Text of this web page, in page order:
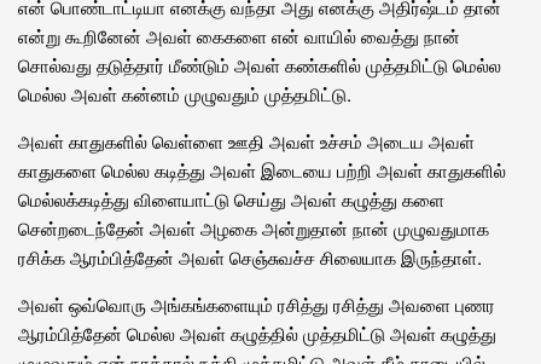
என் பொண்டாட்டியா எனக்கு வந்தா அது எனக்கு அதிர்ஷ்டம் தான்
என்று கூறினேன் அவள் கைகளை என் வாயில் வைத்து நான்
சொல்வது தடுத்தார் மீண்டும் அவள் கண்களில் முத்தமிட்டு மெல்ல
மெல்ல அவள் கன்னம் முழுவதும் முத்தமிட்டு.
அவள் காதுகளில் வெள்ளை ஊதி அவள் உச்சம் அடைய அவள்
காதுகளை மெல்ல கடித்து அவள் இடையை பற்றி அவள் காதுகளில்
மெல்லக்கடித்து விளையாட்டு செய்து அவள் கழுத்து களை
சென்றடைந்தேன் அவள் அழகை அன்றுதான் நான் முழுவதுமாக
ரசிக்க ஆரம்பித்தேன் அவள் செஞ்சுவச்ச சிலையாக இருந்தாள்.
அவள் ஒவ்வொரு அங்கங்களையும் ரசித்து ரசித்து அவளை புணர
ஆரம்பித்தேன் மெல்ல அவள் கழுத்தில் முத்தமிட்டு அவள் கழுத்து